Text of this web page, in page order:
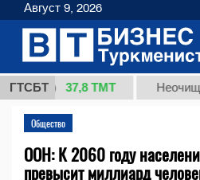
ГТСБТ
37,8 ТМТ Неочищенная
Общество
ООН: К 2060 году
превысит миллиард
Август 9, 2026